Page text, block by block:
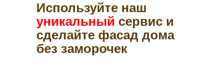
Используйте наш
уникальный сервис и
сделайте фасад дома
без заморочек